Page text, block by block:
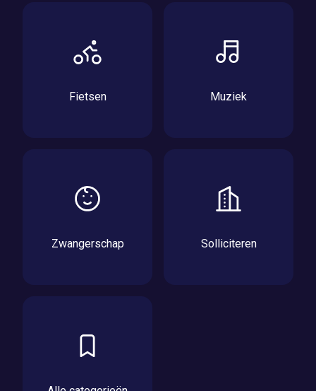
Fietsen Muziek
Zwangerschap Solliciteren